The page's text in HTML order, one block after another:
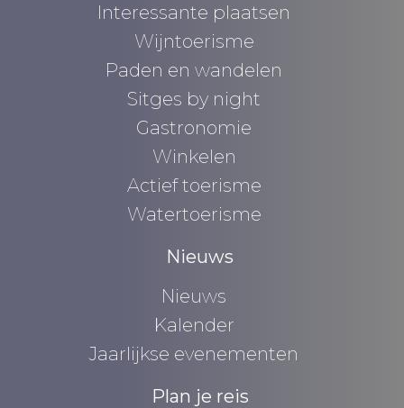
Interessante plaatsen
Wijntoerisme
Paden en wandelen
Sitges by night
Gastronomie
Winkelen
Actief toerisme
Watertoerisme
Nieuws
Nieuws
Kalender
Jaarlijkse evenementen
Plan je reis